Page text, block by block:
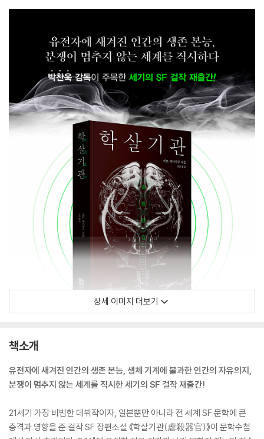
상세 이미지 더보기
책소개
유전자에 새겨진 인간의 생존 본능, 생체 기계에 불과한 인간의 자유의지,
분쟁이 멈추지 않는 세계를 직시한 세기의 SF 걸작 재출간!
21세기 가장 비범한 데뷔작이자, 일본뿐만 아니라 전 세계 SF 문학에 큰
충격과 영향을 준 걸작 SF 장편소설 《학살기관(虐殺器官)》이 문학수첩